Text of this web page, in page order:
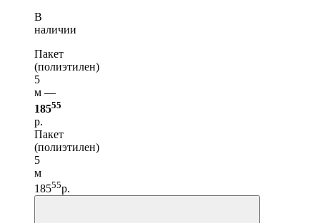
В
наличии
Пакет
(полиэтилен)
5
м —
18555
р.
Пакет
(полиэтилен)
5
м
18555р.